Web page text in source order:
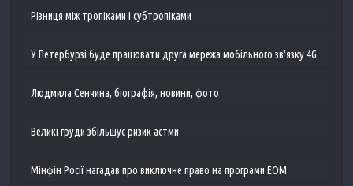
Різниця між тропіками і субтропіками
У Петербурзі буде працювати друга мережа мобільного зв'язку 4G
Людмила Сенчина, біографія, новини, фото
Великі груди збільшує ризик астми
Мінфін Росії нагадав про виключне право на програми ЕОМ